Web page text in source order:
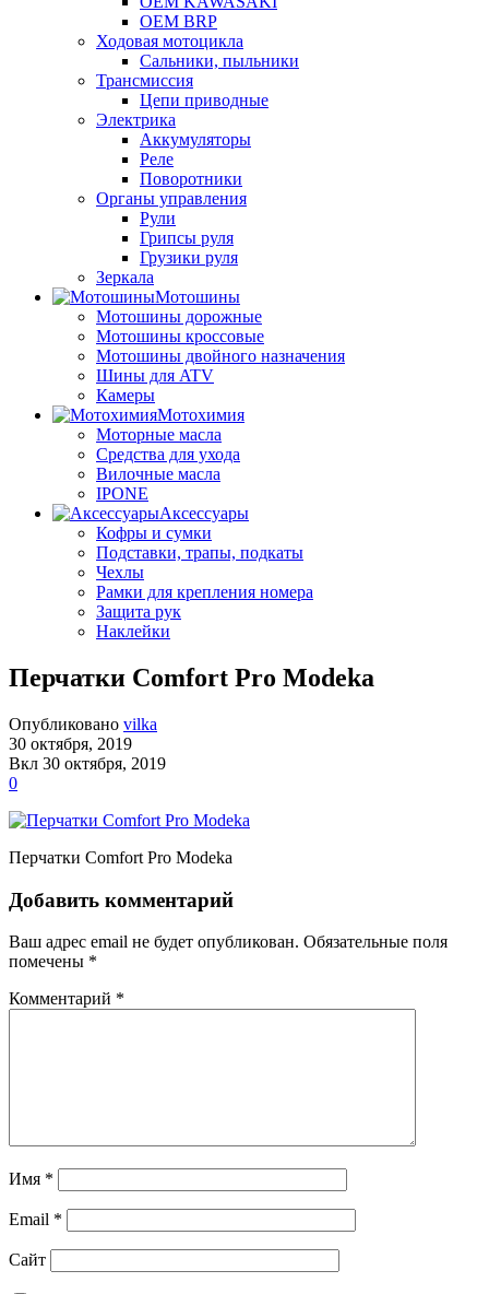
OEM BRP
Ходовая мотоцикла
Сальники, пыльники
Трансмиссия
Цепи приводные
Электрика
Аккумуляторы
Реле
Поворотники
Органы управления
Рули
Грипсы руля
Грузики руля
Зеркала
Мотошины
Мотошины дорожные
Мотошины кроссовые
Мотошины двойного назначения
Шины для ATV
Камеры
Мотохимия
Моторные масла
Средства для ухода
Вилочные масла
IPONE
Аксессуары
Кофры и сумки
Подставки, трапы, подкаты
Чехлы
Рамки для крепления номера
Защита рук
Наклейки
Перчатки Comfort Pro Modeka
Опубликовано vilka
30 октября, 2019
Вкл 30 октября, 2019
0
Перчатки Comfort Pro Modeka
Добавить комментарий
Ваш адрес email не будет опубликован. Обязательные поля
помечены *
Комментарий *
Имя *
Email *
Сайт